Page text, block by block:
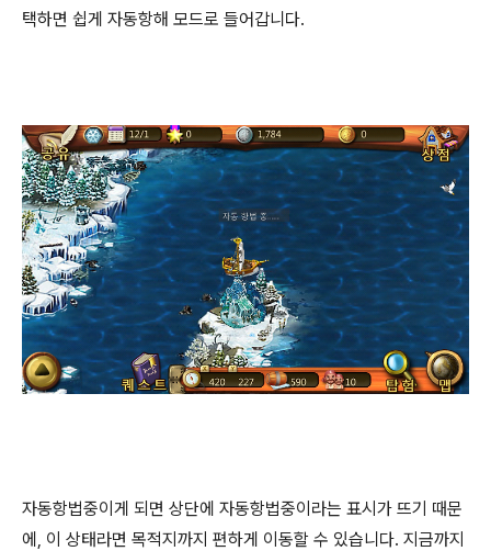
택하면 쉽게 자동항해 모드로 들어갑니다.
자동항법중이게 되면 상단에 자동항법중이라는 표시가 뜨기 때문
에, 이 상태라면 목적지까지 편하게 이동할 수 있습니다. 지금까지